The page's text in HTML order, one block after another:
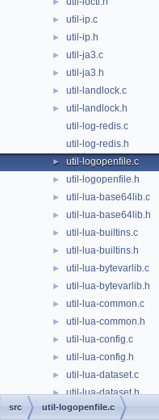
► util-ip.c
► util-ip.h
► util-ja3.c
► util-ja3.h
► util-landlock.c
►
util-landlock.h
util-log-redis.c
util-log-redis.h
► util-logopenfile.c
► util-logopenfile.h
► util-lua-base64lib.c
► util-lua-base64lib.h
► util-lua-builtins.c
► util-lua-builtins.h
► util-lua-bytevarlib.c
► util-lua-bytevarlib.h
► util-lua-common.c
► util-lua-common.h
► util-lua-config.c
► util-lua-config.h
► util-lua-dataset.c
► util-lua-dataset.h
► util-lua-dnp3-objects.c
src util-logopenfile.c